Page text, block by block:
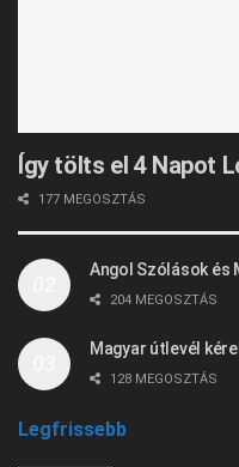
Így tölts el 4 Napot
177 MEGOSZTÁS
Angol Szólások és
204 MEGOSZTÁS
Magyar útlevél
128 MEGOSZTÁS
Legfrissebb